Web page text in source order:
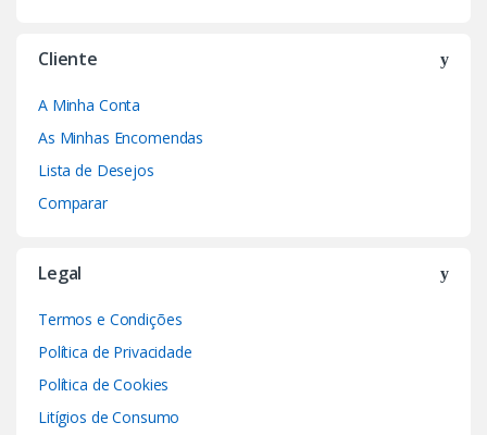
Cliente
A Minha Conta
As Minhas Encomendas
Lista de Desejos
Comparar
Legal
Termos e Condições
Política de Privacidade
Política de Cookies
Litígios de Consumo